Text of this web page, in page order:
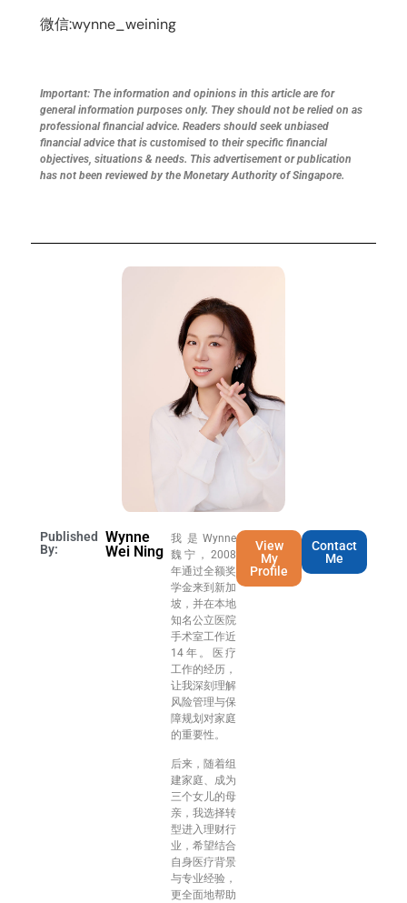
微信:wynne_weining
Important: The information and opinions in this article are for
general information purposes only. They should not be relied on as
professional financial advice. Readers should seek unbiased
financial advice that is customised to their specific financial
objectives, situations & needs. This advertisement or publication
has not been reviewed by the Monetary Authority of Singapore.
Published
By:
Wynne
Wei Ning
我是Wynne
魏宁，2008
年通过全额奖
学金来到新加
坡，并在本地
知名公立医院
手术室工作近
14年。医疗
工作的经历，
让我深刻理解
风险管理与保
障规划对家庭
的重要性。
后来，随着组
建家庭、成为
三个女儿的母
亲，我选择转
型进入理财行
业，希望结合
自身医疗背景
与专业经验，
更全面地帮助
View
My
Profile
Contact
Me